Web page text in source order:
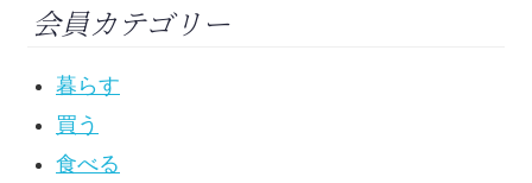
会員カテゴリー
暮らす
買う
食べる